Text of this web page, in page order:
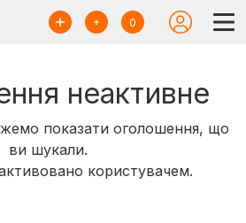
0
неактивне
показати оголошення, що
ви шукали.
користувачем.